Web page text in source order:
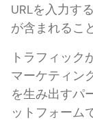
URLを入力す
が含まれるこ
トラフィック
マーケティン
を生み出すパ
ットフォーム